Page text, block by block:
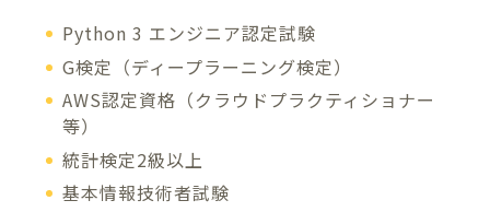
Python 3 エンジニア認定試験
G検定（ディープラーニング検定）
AWS認定資格（クラウドプラクティショナー
等）
統計検定2級以上
基本情報技術者試験